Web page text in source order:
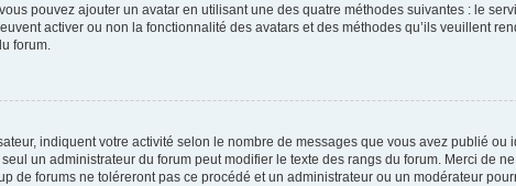
pouvez ajouter un avatar en utilisant une des quatre méthodes suivantes : le
activer ou non la fonctionnalité des avatars et des méthodes qu’ils veuillent
forum.
indiquent votre activité selon le nombre de messages que vous avez publié
un administrateur du forum peut modifier le texte des rangs du forum. Merci de
de forums ne toléreront pas ce procédé et un administrateur ou un modérateur